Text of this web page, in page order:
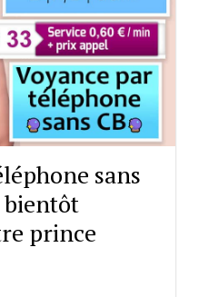
sans
bientôt
prince